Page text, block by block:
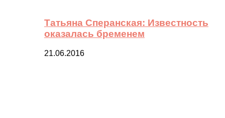
Татьяна Сперанская: Известность
оказалась бременем
21.06.2016